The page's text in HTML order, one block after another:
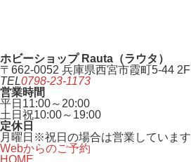
ホビーショップ Rauta（ラウタ）
〒662-0052 兵庫県西宮市霞町5-44 2F
TEL0798-23-1173
営業時間
平日 11:00～20:00
土日祝10:00～19:00
定休日
月曜日 ※祝日の場合は営業しています
Webからのご予約